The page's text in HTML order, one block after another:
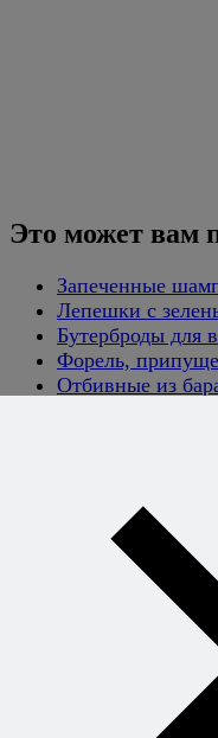
Это может вам
Запеченные
Лепешки с
Бутерброды для
Форель,
Отбивные из